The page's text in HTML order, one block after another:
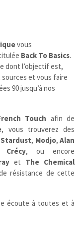
vous
Back To Basics.
dont l’objectif est,
sources et vous faire
90 jusqu’à nos
Touch afin de
, vous trouverez des
Stardust, Modjo, Alan
, ou encore
et The Chemical
résistance de cette
écoute à toutes et à